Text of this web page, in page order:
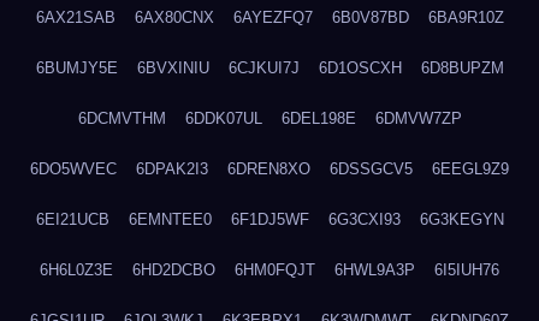
6AX21SAB 6AX80CNX 6AYEZFQ7 6B0V87BD 6BA9R10Z
6BUMJY5E 6BVXINIU 6CJKUI7J 6D1OSCXH 6D8BUPZM
6DCMVTHM 6DDK07UL 6DEL198E 6DMVW7ZP
6DO5WVEC 6DPAK2I3 6DREN8XO 6DSSGCV5 6EEGL9Z9
6EI21UCB 6EMNTEE0 6F1DJ5WF 6G3CXI93 6G3KEGYN
6H6L0Z3E 6HD2DCBO 6HM0FQJT 6HWL9A3P 6I5IUH76